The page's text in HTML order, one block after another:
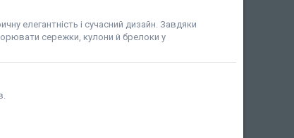
елегантність і сучасний дизайн. Завдяки
сережки, кулони й брелоки у